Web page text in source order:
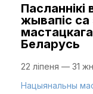
Пасланнікі
жывапіс
Беларусь
22 ліпеня — 31
Нацыянальны